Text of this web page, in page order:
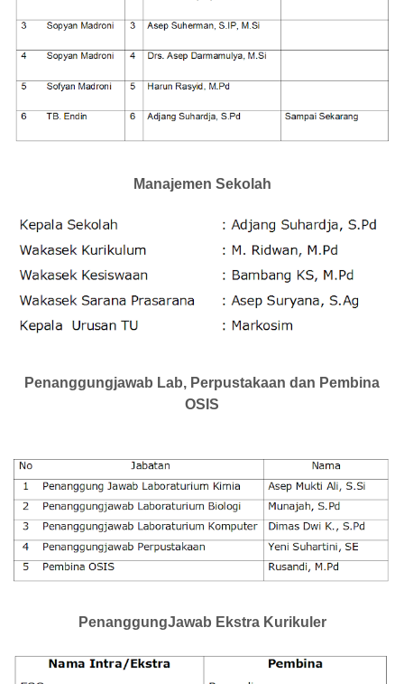
Manajemen Sekolah
Penanggungjawab Lab, Perpustakaan dan Pembina
OSIS
PenanggungJawab Ekstra Kurikuler